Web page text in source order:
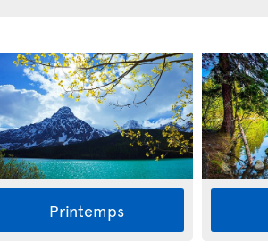
Printemps